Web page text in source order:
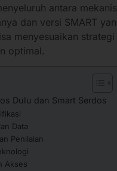
antara
dan versi SMART
menyesuaikan
optimal.
Dulu dan Smart Serdos
Data
Penilaian
Akses